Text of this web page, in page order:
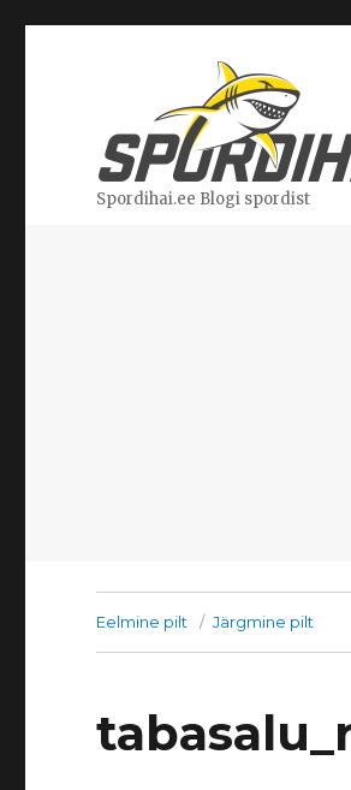
Spordihai.ee Blogi spordist
Eelmine pilt Järgmine pilt